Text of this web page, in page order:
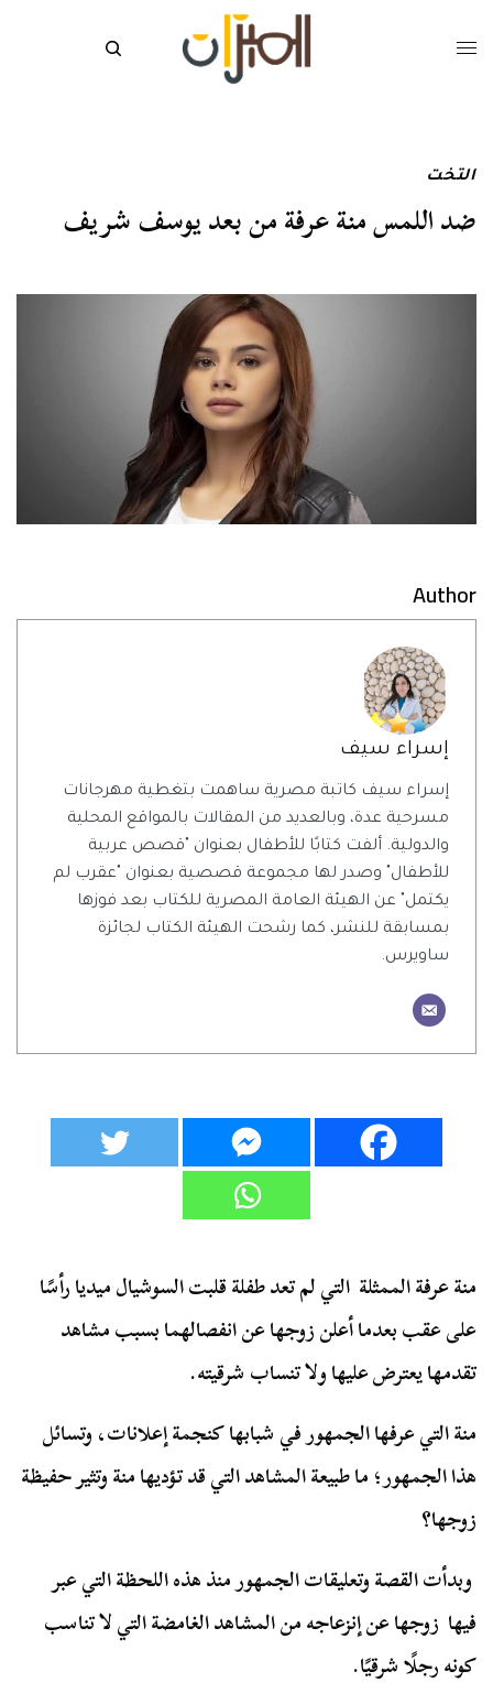
التخت
ضد اللمس منة عرفة من بعد يوسف شريف
Author
إسراء سيف
إسراء سيف كاتبة مصرية ساهمت بتغطية مهرجانات
مسرحية عدة، وبالعديد من المقالات بالمواقع المحلية
والدولية. ألفت كتابًا للأطفال بعنوان "قصص عربية
للأطفال" وصدر لها مجموعة قصصية بعنوان "عقرب لم
يكتمل" عن الهيئة العامة المصرية للكتاب بعد فوزها
بمسابقة للنشر، كما رشحت الهيئة الكتاب لجائزة
ساويرس.
منة عرفة الممثلة التي لم تعد طفلة قلبت السوشيال ميديا رأسًا
على عقب بعدما أعلن زوجها عن انفصالهما بسبب مشاهد
تقدمها يعترض عليها ولا تنساب شرقيته.
منة التي عرفها الجمهور في شبابها كنجمة إعلانات، وتسائل
هذا الجمهور؛ ما طبيعة المشاهد التي قد تؤديها منة وتثير حفيظة
زوجها؟
وبدأت القصة وتعليقات الجمهور منذ هذه اللحظة التي عبر
فيها زوجها عن إنزعاجه من المشاهد الغامضة التي لا تناسب
كونه رجلًا شرقيًا.